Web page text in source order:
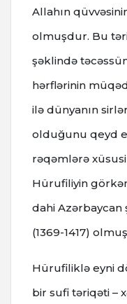
Allahın
olmuşdur. Bu
şəklində
hərflərinin
ilə dünyanın
olduğunu qeyd
rəqəmlərə
Hürufiliyin
dahi Azərbaycan
(1369-1417)
Hürufiliklə eyni
bir sufi təriqəti –